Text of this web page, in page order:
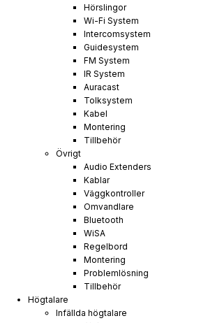
Hörslingor
Wi-Fi System
Intercomsystem
Guidesystem
FM System
IR System
Auracast
Tolksystem
Kabel
Montering
Tillbehör
Övrigt
Audio Extenders
Kablar
Väggkontroller
Omvandlare
Bluetooth
WiSA
Regelbord
Montering
Problemlösning
Tillbehör
Högtalare
Infällda högtalare